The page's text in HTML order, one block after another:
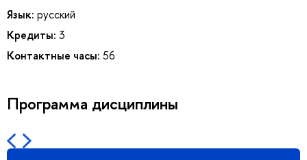
Язык: русский
Кредиты: 3
Контактные часы: 56
Программа дисциплины